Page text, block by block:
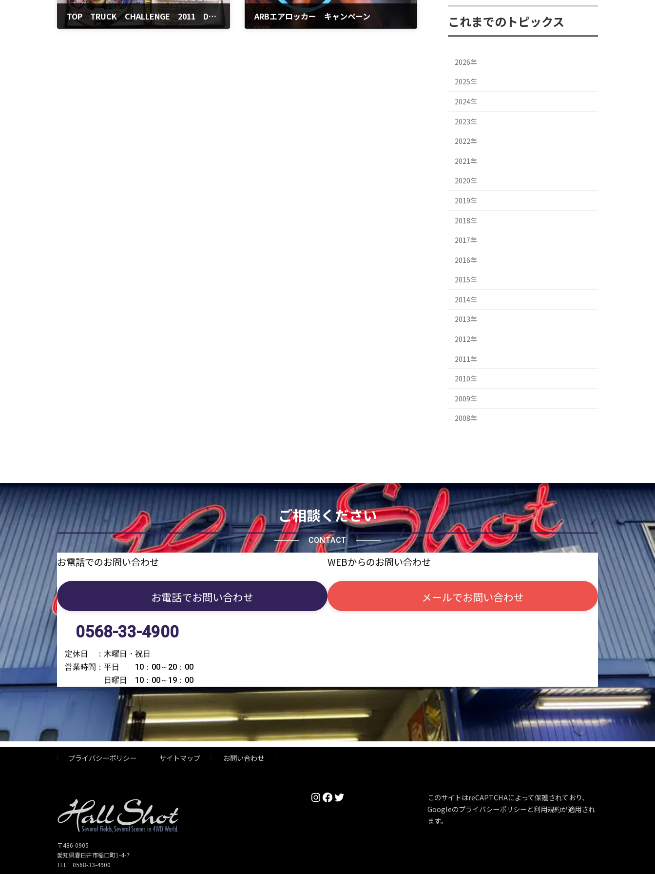
TOP TRUCK CHALLENGE 2011 DVD入荷 ARBエアロッカー キャンペーン これまでのトピックス
2026年
2025年
2024年
2023年
2022年
2021年
2020年
2019年
2018年
2017年
2016年
2015年
2014年
2013年
2012年
2011年
2010年
2009年
2008年
ご相談ください
CONTACT
お電話でのお問い合わせ
お電話でお問い合わせ
0568-33-4900
定休日 ：木曜日・祝日
営業時間：平日 10：00～20：00
日曜日 10：00～19：00
WEBからのお問い合わせ
メールでお問い合わせ
プライバシーポリシー サイトマップ お問い合わせ
〒486-0905
愛知県春日井市稲口町1-4-7
TEL 0568-33-4900
Instagram
Facebook
Twitter
このサイトはreCAPTCHAによって保護されており、
Googleのプライバシーポリシーと利用規約が適用され
ます。